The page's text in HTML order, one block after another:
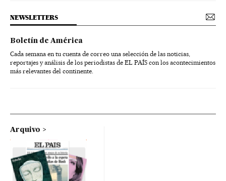
NEWSLETTERS
Boletín de América
Cada semana en tu cuenta de correo una selección de las noticias,
reportajes y análisis de los periodistas de EL PAÍS con los acontecimientos
más relevantes del continente.
Arquivo